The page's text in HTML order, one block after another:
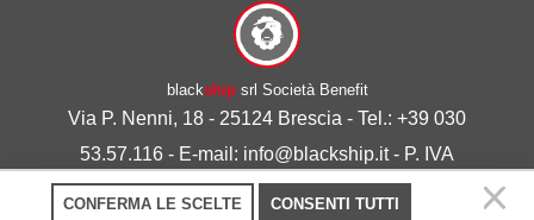
blackshipsrl Società Benefit
Via P. Nenni, 18 - 25124 Brescia - Tel.: +39 030
53.57.116 - E-mail: info@blackship.it - P. IVA
03492980986
CONFERMA LE SCELTE CONSENTI TUTTI